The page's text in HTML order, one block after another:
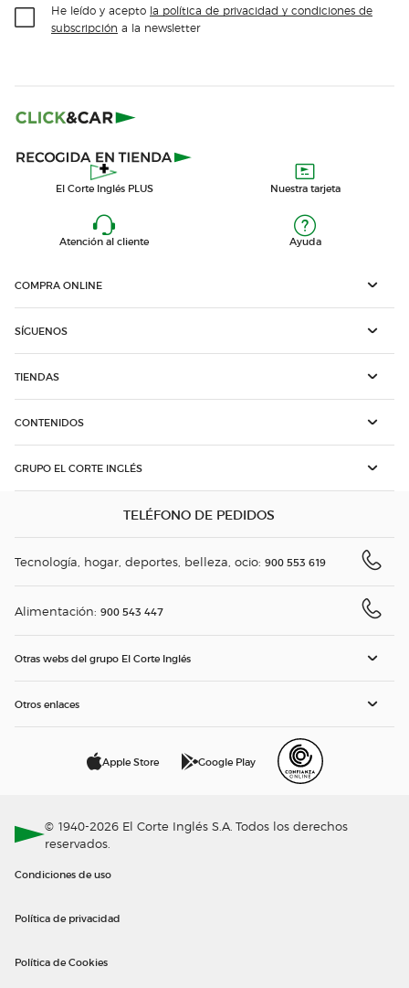
He leído y acepto la política de privacidad y condiciones de
subscripción a la newsletter
El Corte Inglés PLUS Nuestra tarjeta
Atención al cliente Ayuda
COMPRA ONLINE
SÍGUENOS
TIENDAS
CONTENIDOS
GRUPO EL CORTE INGLÉS
TELÉFONO DE PEDIDOS
Tecnología, hogar, deportes, belleza, ocio: 900 553 619
Alimentación: 900 543 447
Otras webs del grupo El Corte Inglés
Otros enlaces
Apple Store Google Play
© 1940-2026 El Corte Inglés S.A. Todos los derechos
reservados.
Condiciones de uso
Política de privacidad
Política de Cookies